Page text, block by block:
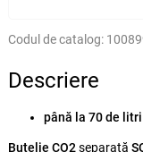
Codul de catalog:
Descriere
până la 70 de litri
Butelie CO2separată